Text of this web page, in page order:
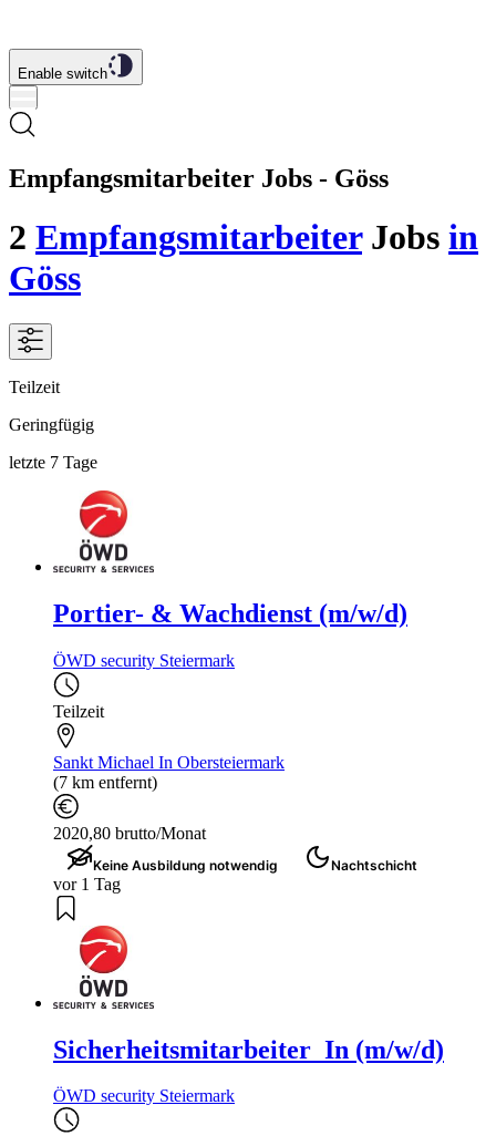
Enable switch
Empfangsmitarbeiter Jobs - Göss
2 EmpfangsmitarbeiterJobs in
Göss
Teilzeit
Geringfügig
letzte 7 Tage
Portier- & Wachdienst (m/w/d)
ÖWD security Steiermark
Teilzeit
Sankt Michael In Obersteiermark
(7 km entfernt)
2020,80 brutto/Monat
Keine Ausbildung notwendig Nachtschicht
vor 1 Tag
Sicherheitsmitarbeiter_In (m/w/d)
ÖWD security Steiermark